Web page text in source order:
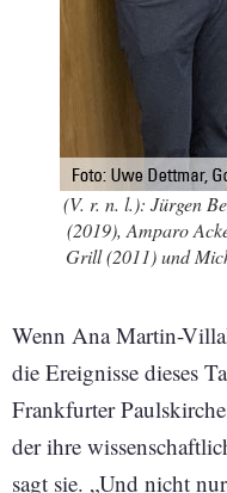
(V. r. n. l.): Jürgen
(2019), Amparo
Grill (2011) und
Wenn Ana Martin-
die Ereignisse dieses
Frankfurter
der ihre
sagt sie. „Und nicht